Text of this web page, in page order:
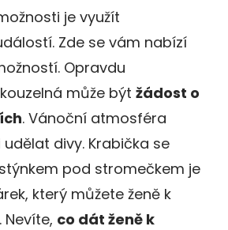
je využít
Zde se vám nabízí
Opravdu
může být žádost o
. Vánoční atmosféra
divy. Krabička se
pod stromečkem je
který můžete ženě k
co dát ženě k